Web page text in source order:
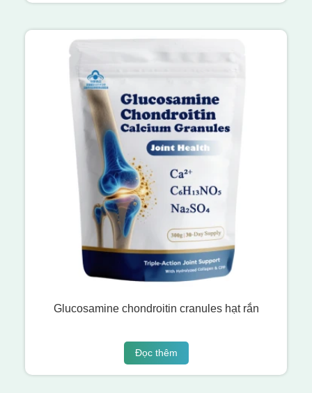
Glucosamine chondroitin cranules hạt rắn
Đọc thêm